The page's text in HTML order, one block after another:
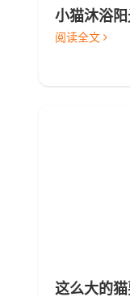
小猫沐浴
阅读全文
这么大的